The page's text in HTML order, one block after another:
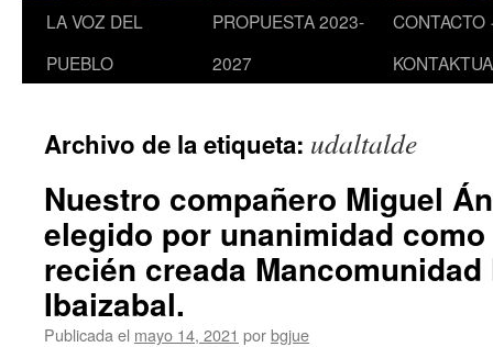
LA VOZ DEL
PUEBLO
PROPUESTA 2023-
2027
CONTACTO ·
KONTAKTUA
Archivo de la etiqueta: udaltalde
Nuestro compañero Miguel
elegido por unanimidad
recién creada
Ibaizabal.
Publicada el mayo 14, 2021 porbgjue